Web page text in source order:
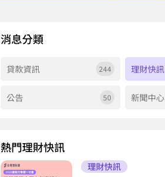
消息分類
貸款資訊 244 理財快訊
公告 50 新聞中心
熱門理財快訊
理財快訊